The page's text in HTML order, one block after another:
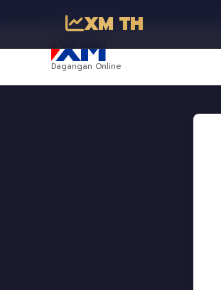
XM TH
พันธมิตรทางธุรกิจ
Dagangan Online